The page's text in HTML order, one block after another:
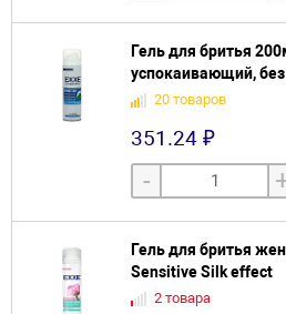
Гель для бритья
успокаивающий, без
20 товаров
351.24 ₽
-
Гель для бритья
Sensitive Silk effect
2 товара